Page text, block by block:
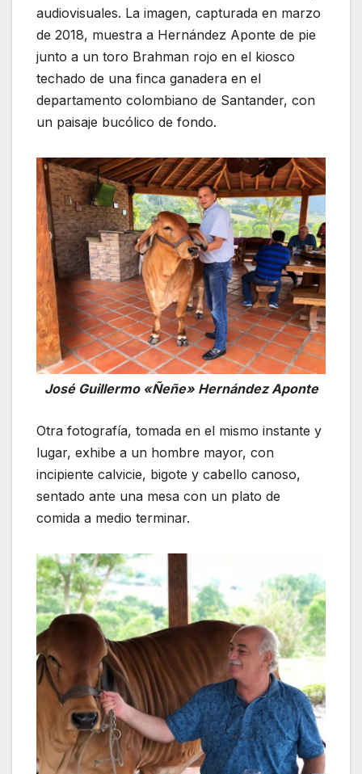
audiovisuales. La imagen, capturada en marzo
de 2018, muestra a Hernández Aponte de pie
junto a un toro Brahman rojo en el kiosco
techado de una finca ganadera en el
departamento colombiano de Santander, con
un paisaje bucólico de fondo.
José Guillermo «Ñeñe» Hernández Aponte
Otra fotografía, tomada en el mismo instante y
lugar, exhibe a un hombre mayor, con
incipiente calvicie, bigote y cabello canoso,
sentado ante una mesa con un plato de
comida a medio terminar.